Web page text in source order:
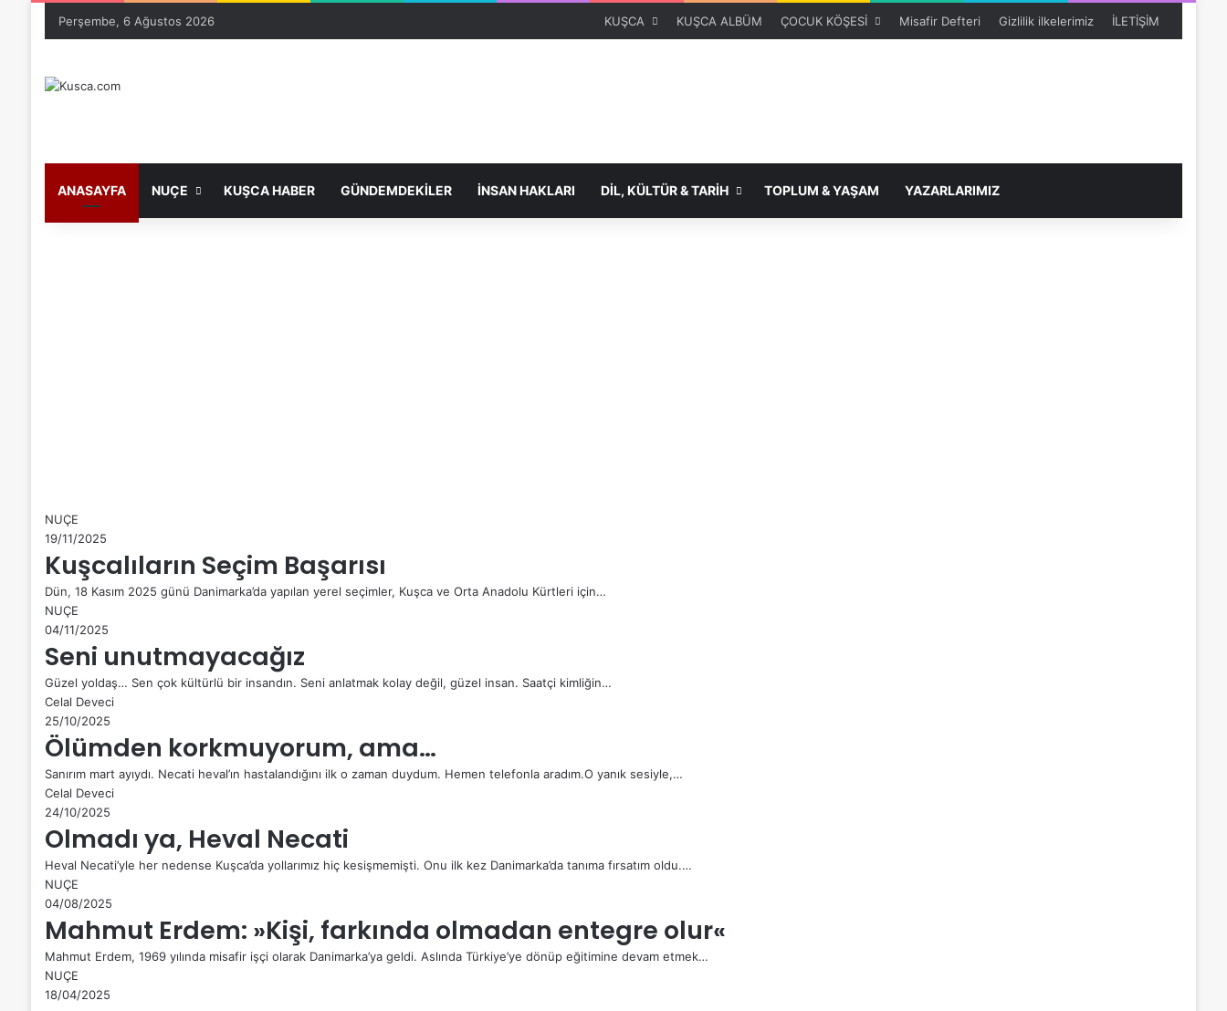
Perşembe, 6 Ağustos 2026 KUŞCA KUŞCA ALBÜM ÇOCUK KÖŞESİ Misafir Defteri Gizlilik ilkelerimiz İLETİŞİM
ANASAYFA NUÇE KUŞCA HABER GÜNDEMDEKİLER İNSAN HAKLARI DİL, KÜLTÜR & TARİH TOPLUM & YAŞAM YAZARLARIMIZ
NUÇE
19/11/2025
Kuşcalıların Seçim Başarısı
Dün, 18 Kasım 2025 günü Danimarka’da yapılan yerel seçimler, Kuşca ve Orta Anadolu Kürtleri için…
NUÇE
04/11/2025
Seni unutmayacağız
Güzel yoldaş… Sen çok kültürlü bir insandın. Seni anlatmak kolay değil, güzel insan. Saatçi kimliğin…
Celal Deveci
25/10/2025
Ölümden korkmuyorum, ama…
Sanırım mart ayıydı. Necati heval’ın hastalandığını ilk o zaman duydum. Hemen telefonla aradım.O yanık sesiyle,…
Celal Deveci
24/10/2025
Olmadı ya, Heval Necati
Heval Necati’yle her nedense Kuşca’da yollarımız hiç kesişmemişti. Onu ilk kez Danimarka’da tanıma fırsatım oldu.…
NUÇE
04/08/2025
Mahmut Erdem: »Kişi, farkında olmadan entegre olur«
Mahmut Erdem, 1969 yılında misafir işçi olarak Danimarka’ya geldi. Aslında Türkiye’ye dönüp eğitimine devam etmek…
NUÇE
18/04/2025